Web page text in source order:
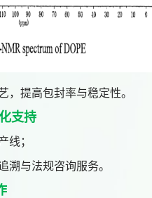
，提高包封率与稳定性。
支持
线；
溯与法规咨询服务。